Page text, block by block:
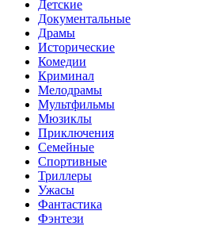
Детские
Документальные
Драмы
Исторические
Комедии
Криминал
Мелодрамы
Мультфильмы
Мюзиклы
Приключения
Семейные
Спортивные
Триллеры
Ужасы
Фантастика
Фэнтези